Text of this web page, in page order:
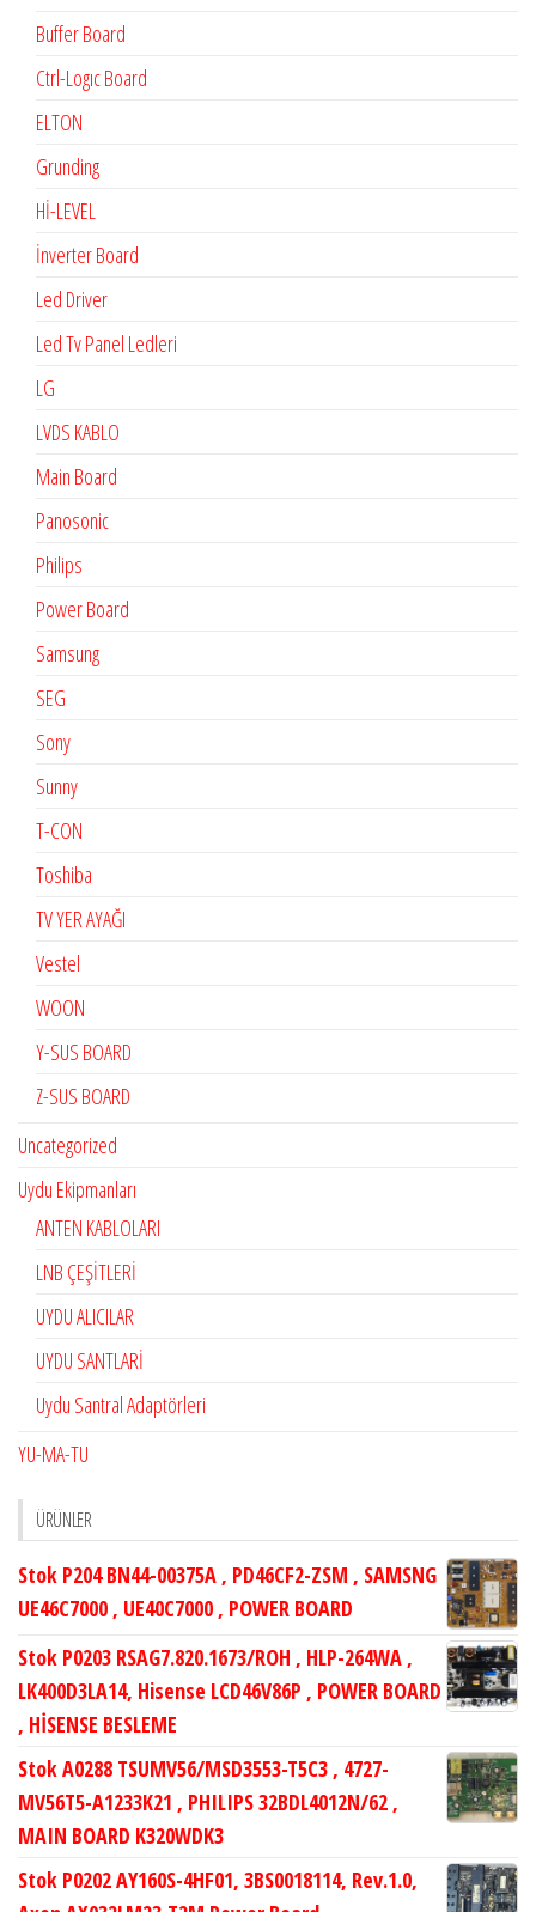
Buffer Board
Ctrl-Logıc Board
ELTON
Grunding
Hİ-LEVEL
İnverter Board
Led Driver
Led Tv Panel Ledleri
LG
LVDS KABLO
Main Board
Panosonic
Philips
Power Board
Samsung
SEG
Sony
Sunny
T-CON
Toshiba
TV YER AYAĞI
Vestel
WOON
Y-SUS BOARD
Z-SUS BOARD
Uncategorized
Uydu Ekipmanları
ANTEN KABLOLARI
LNB ÇEŞİTLERİ
UYDU ALICILAR
UYDU SANTLARİ
Uydu Santral Adaptörleri
YU-MA-TU
ÜRÜNLER
Stok P204 BN44-00375A , PD46CF2-ZSM , SAMSNG
UE46C7000 , UE40C7000 , POWER BOARD
Stok P0203 RSAG7.820.1673/ROH , HLP-264WA ,
LK400D3LA14, Hisense LCD46V86P , POWER BOARD
, HİSENSE BESLEME
Stok A0288 TSUMV56/MSD3553-T5C3 , 4727-
MV56T5-A1233K21 , PHILIPS 32BDL4012N/62 ,
MAIN BOARD K320WDK3
Stok P0202 AY160S-4HF01, 3BS0018114, Rev.1.0,